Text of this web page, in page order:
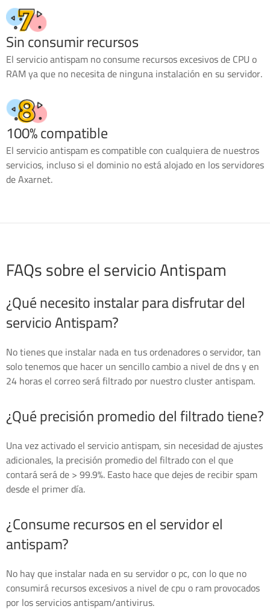
Sin consumir recursos
El servicio antispam no consume recursos excesivos de CPU o
RAM ya que no necesita de ninguna instalación en su servidor.
100% compatible
El servicio antispam es compatible con cualquiera de nuestros
servicios, incluso si el dominio no está alojado en los servidores
de Axarnet.
FAQs sobre el servicio Antispam
¿Qué necesito instalar para disfrutar del
servicio Antispam?
No tienes que instalar nada en tus ordenadores o servidor, tan
solo tenemos que hacer un sencillo cambio a nivel de dns y en
24 horas el correo será filtrado por nuestro cluster antispam.
¿Qué precisión promedio del filtrado tiene?
Una vez activado el servicio antispam, sin necesidad de ajustes
adicionales, la precisión promedio del filtrado con el que
contará será de > 99.9%. Easto hace que dejes de recibir spam
desde el primer día.
¿Consume recursos en el servidor el
antispam?
No hay que instalar nada en su servidor o pc, con lo que no
consumirá recursos excesivos a nivel de cpu o ram provocados
por los servicios antispam/antivirus.